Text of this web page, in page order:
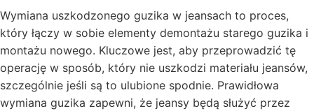
Wymiana uszkodzonego guzika w jeansach to proces,
który łączy w sobie elementy demontażu starego guzika i
montażu nowego. Kluczowe jest, aby przeprowadzić tę
operację w sposób, który nie uszkodzi materiału jeansów,
szczególnie jeśli są to ulubione spodnie. Prawidłowa
wymiana guzika zapewni, że jeansy będą służyć przez